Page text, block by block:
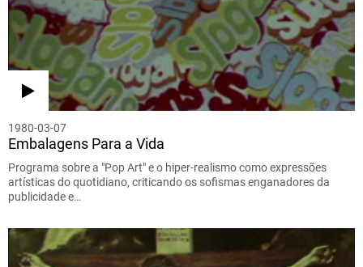
1980-03-07
Embalagens Para a Vida
Programa sobre a "Pop Art" e o hiper-realismo como expressões
artísticas do quotidiano, criticando os sofismas enganadores da
publicidade e…